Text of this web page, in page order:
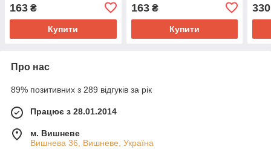
163 ₴
Купити
163₴
Купити
330
Про нас
89% позитивних з 289 відгуків за рік
Працює з 28.01.2014
м. Вишневе
Вишнева 36, Вишневе, Україна